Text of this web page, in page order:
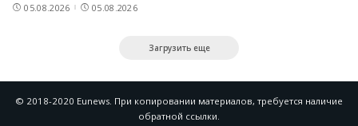
05.08.2026 05.08.2026
Загрузить еще
© 2018-2020 Eunews. При копировании материалов, требуется наличие
обратной ссылки.